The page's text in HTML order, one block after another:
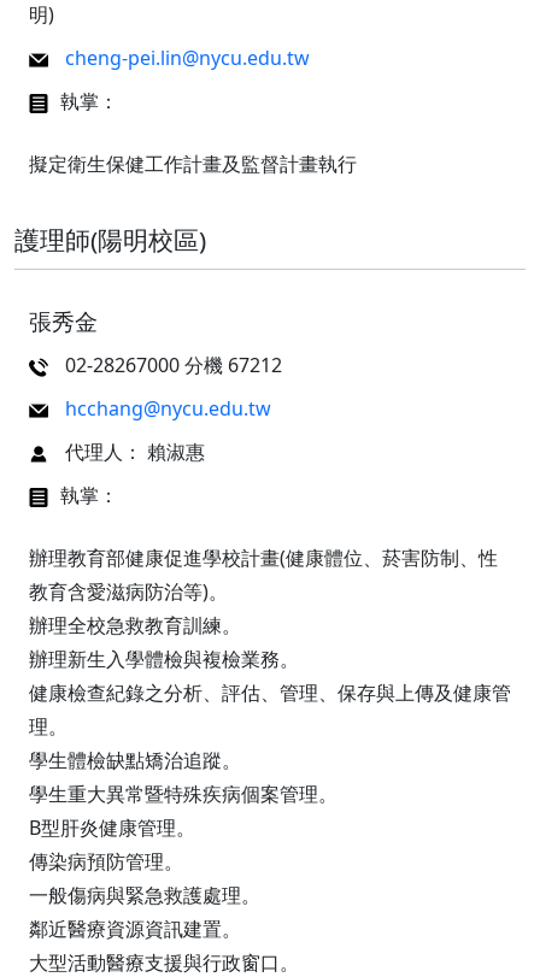
明)
cheng-pei.lin@nycu.edu.tw
執掌：
擬定衛生保健工作計畫及監督計畫執行
護理師(陽明校區)
張秀金
02-28267000 分機 67212
hcchang@nycu.edu.tw
代理人： 賴淑惠
執掌：
辦理教育部健康促進學校計畫(健康體位、菸害防制、性
教育含愛滋病防治等)。
辦理全校急救教育訓練。
辦理新生入學體檢與複檢業務。
健康檢查紀錄之分析、評估、管理、保存與上傳及健康管
理。
學生體檢缺點矯治追蹤。
學生重大異常暨特殊疾病個案管理。
B型肝炎健康管理。
傳染病預防管理。
一般傷病與緊急救護處理。
鄰近醫療資源資訊建置。
大型活動醫療支援與行政窗口。